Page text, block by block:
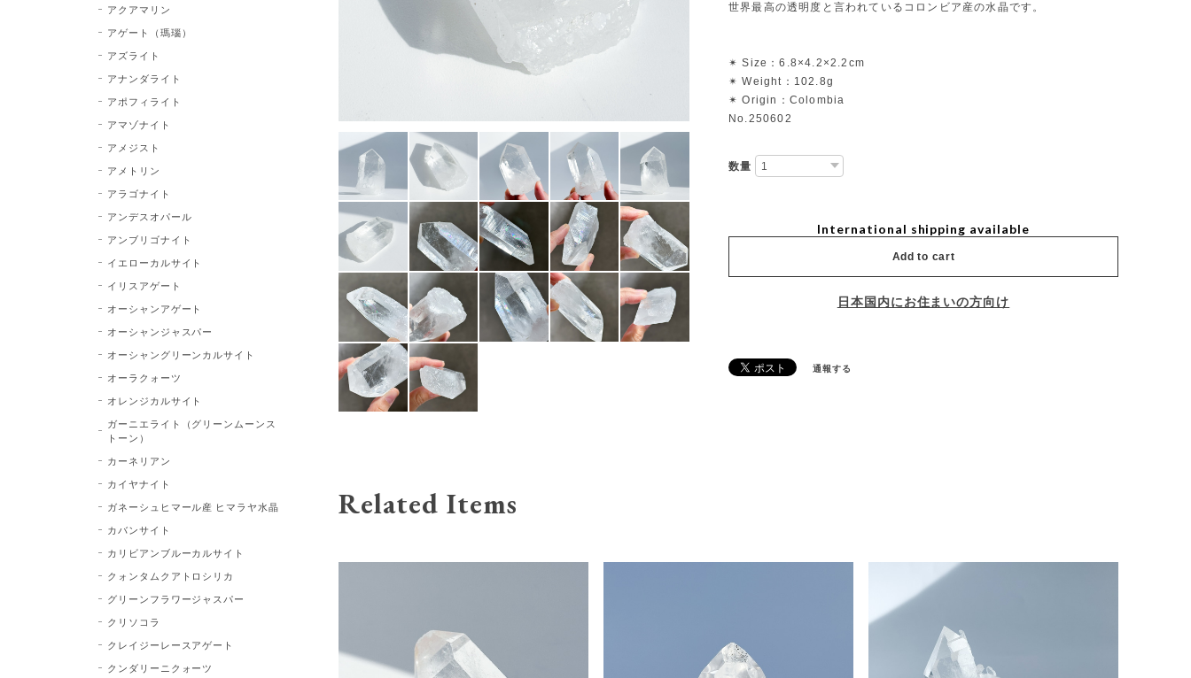
世界最高の透明度と言われているコロンビア産の水晶です。
✴︎ Size：6.8×4.2×2.2cm
✴︎ Weight：102.8g
✴︎ Origin：Colombia
No.250602
数量
International shipping available
Add to cart
日本国内にお住まいの方向け
通報する
Related Items
アクアマリン
アゲート（瑪瑙）
アズライト
アナンダライト
アポフィライト
アマゾナイト
アメジスト
アメトリン
アラゴナイト
アンデスオパール
アンブリゴナイト
イエローカルサイト
イリスアゲート
オーシャンアゲート
オーシャンジャスパー
オーシャングリーンカルサイト
オーラクォーツ
オレンジカルサイト
ガーニエライト（グリーンムーンス
トーン）
カーネリアン
カイヤナイト
ガネーシュヒマール産 ヒマラヤ水晶
カバンサイト
カリビアンブルーカルサイト
クォンタムクアトロシリカ
グリーンフラワージャスパー
クリソコラ
クレイジーレースアゲート
クンダリーニクォーツ